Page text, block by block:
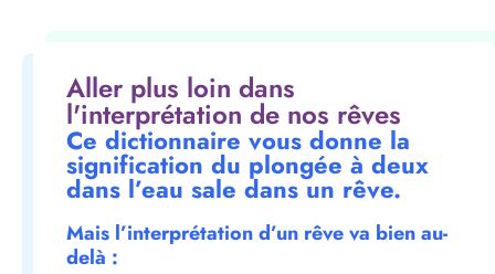
Aller plus loin dans
l'interprétation de nos rêves
Ce dictionnaire vous donne la
signification du plongée à deux
dans l’eau sale dans un rêve.
Mais l’interprétation d’un rêve va bien au-
delà :